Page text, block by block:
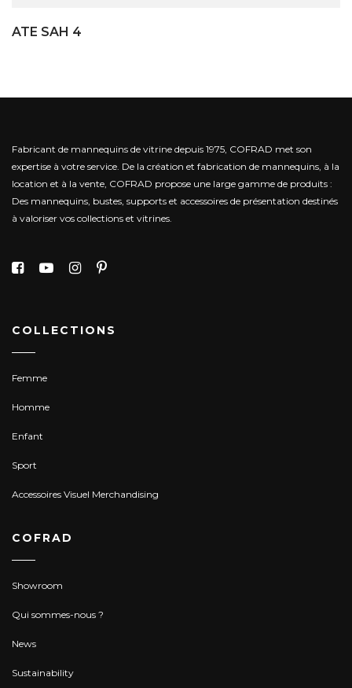
ATE SAH 4
Fabricant de mannequins de vitrine depuis 1975, COFRAD met son
expertise à votre service. De la création et fabrication de mannequins, à la
location et à la vente, COFRAD propose une large gamme de produits :
Des mannequins, bustes, supports et accessoires de présentation destinés
à valoriser vos collections et vitrines.
COLLECTIONS
Femme
Homme
Enfant
Sport
Accessoires Visuel Merchandising
COFRAD
Showroom
Qui sommes-nous ?
News
Sustainability